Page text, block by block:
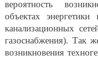
объектах
канализационных
газоснабжения). Так
возникновения
людей угарным